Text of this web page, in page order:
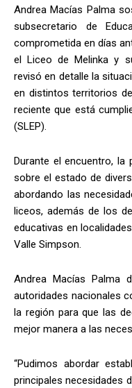
Andrea Macías Palma
subsecretario de
comprometida en días
el Liceo de Melinka y
revisó en detalle la
en distintos territorios
reciente que está
(SLEP).
Durante el encuentro,
sobre el estado de
abordando las
liceos, además de los
educativas en
Valle Simpson.
Andrea Macías Palma
autoridades nacionales
la región para que las
mejor manera a las
“Pudimos abordar
principales necesidades